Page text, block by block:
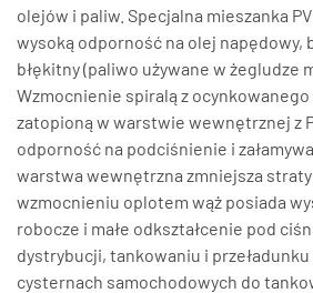
olejów i paliw. Specjalna mieszanka
wysoką odporność na olej napędowy,
błękitny (paliwo używane w żegludze
Wzmocnienie spiralą z
zatopioną w warstwie wewnętrznej z
odporność na podciśnienie i
warstwa wewnętrzna zmniejsza straty
wzmocnieniu oplotem wąż posiada
robocze i małe odkształcenie pod
dystrybucji, tankowaniu i
cysternach samochodowych do